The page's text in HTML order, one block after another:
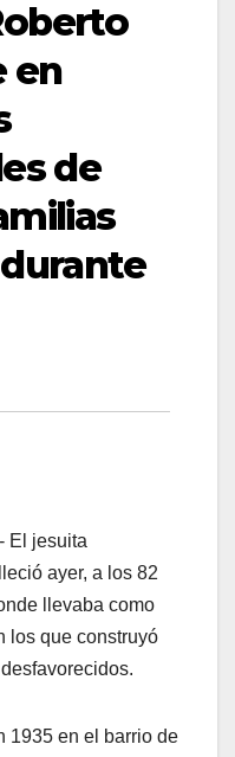
en
de
El jesuita
ayer, a los 82
llevaba como
los que construyó
1935 en el barrio de